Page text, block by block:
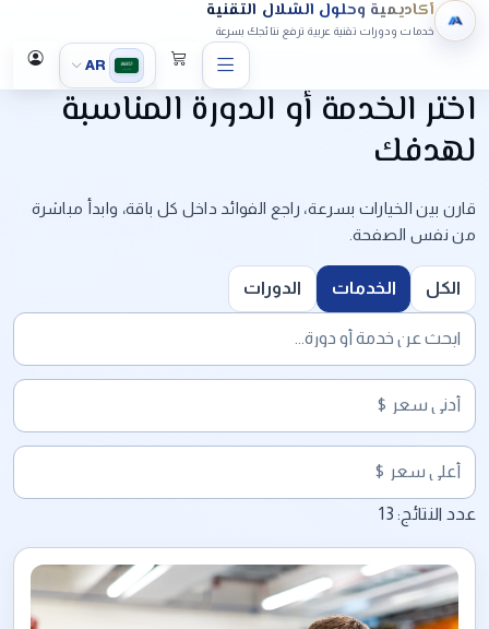
أكاديمية وحلول الشلال التقنية
خدمات ودورات تقنية عربية ترفع نتائجك بسرعة
AR
اختر الخدمة أو الدورة المناسبة
لهدفك
قارن بين الخيارات بسرعة، راجع الفوائد داخل كل باقة، وابدأ مباشرة
من نفس الصفحة.
الكل الخدمات الدورات
عدد النتائج: 13